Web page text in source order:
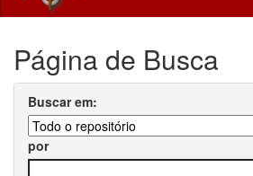
Página de Busca
Buscar em:
por